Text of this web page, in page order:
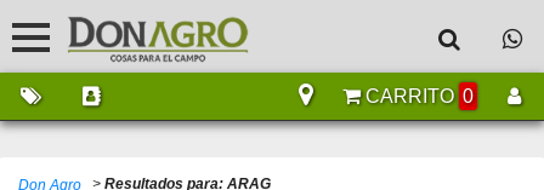
CARRITO 0
Don Agro > Resultados para: ARAG